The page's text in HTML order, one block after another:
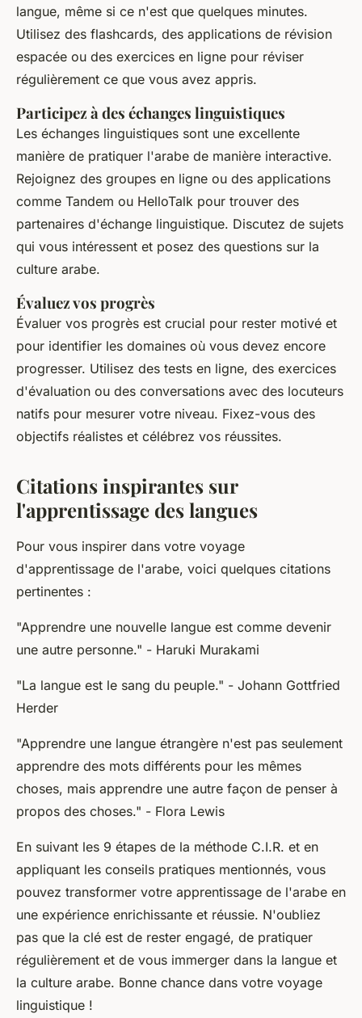
langue, même si ce n'est que quelques minutes.
Utilisez des flashcards, des applications de révision
espacée ou des exercices en ligne pour réviser
régulièrement ce que vous avez appris.
Participez à des échanges linguistiques
Les échanges linguistiques sont une excellente
manière de pratiquer l'arabe de manière interactive.
Rejoignez des groupes en ligne ou des applications
comme Tandem ou HelloTalk pour trouver des
partenaires d'échange linguistique. Discutez de sujets
qui vous intéressent et posez des questions sur la
culture arabe.
Évaluez vos progrès
Évaluer vos progrès est crucial pour rester motivé et
pour identifier les domaines où vous devez encore
progresser. Utilisez des tests en ligne, des exercices
d'évaluation ou des conversations avec des locuteurs
natifs pour mesurer votre niveau. Fixez-vous des
objectifs réalistes et célébrez vos réussites.
Citations inspirantes sur
l'apprentissage des langues
Pour vous inspirer dans votre voyage
d'apprentissage de l'arabe, voici quelques citations
pertinentes :
"Apprendre une nouvelle langue est comme devenir
une autre personne." - Haruki Murakami
"La langue est le sang du peuple." - Johann Gottfried
Herder
"Apprendre une langue étrangère n'est pas seulement
apprendre des mots différents pour les mêmes
choses, mais apprendre une autre façon de penser à
propos des choses." - Flora Lewis
En suivant les 9 étapes de la méthode C.I.R. et en
appliquant les conseils pratiques mentionnés, vous
pouvez transformer votre apprentissage de l'arabe en
une expérience enrichissante et réussie. N'oubliez
pas que la clé est de rester engagé, de pratiquer
régulièrement et de vous immerger dans la langue et
la culture arabe. Bonne chance dans votre voyage
linguistique !